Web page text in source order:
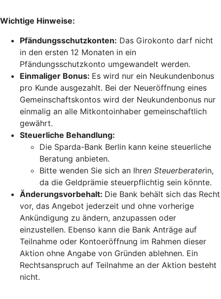
Wichtige Hinweise:
Pfändungsschutzkonten: Das Girokonto darf nicht
in den ersten 12 Monaten in ein
Pfändungsschutzkonto umgewandelt werden.
Einmaliger Bonus: Es wird nur ein Neukundenbonus
pro Kunde ausgezahlt. Bei der Neueröffnung eines
Gemeinschaftskontos wird der Neukundenbonus nur
einmalig an alle Mitkontoinhaber gemeinschaftlich
gewährt.
Steuerliche Behandlung:
Die Sparda-Bank Berlin kann keine steuerliche
Beratung anbieten.
Bitte wenden Sie sich an Ihren Steuerberaterin,
da die Geldprämie steuerpflichtig sein könnte.
Änderungsvorbehalt: Die Bank behält sich das Recht
vor, das Angebot jederzeit und ohne vorherige
Ankündigung zu ändern, anzupassen oder
einzustellen. Ebenso kann die Bank Anträge auf
Teilnahme oder Kontoeröffnung im Rahmen dieser
Aktion ohne Angabe von Gründen ablehnen. Ein
Rechtsanspruch auf Teilnahme an der Aktion besteht
nicht.